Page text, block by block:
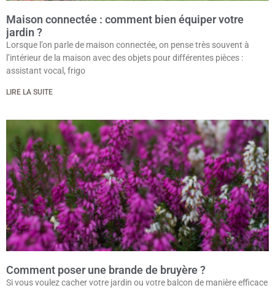
Maison connectée : comment bien équiper votre
jardin ?
Lorsque l’on parle de maison connectée, on pense très souvent à
l’intérieur de la maison avec des objets pour différentes pièces :
assistant vocal, frigo
LIRE LA SUITE
Comment poser une brande de bruyère ?
Si vous voulez cacher votre jardin ou votre balcon de manière efficace